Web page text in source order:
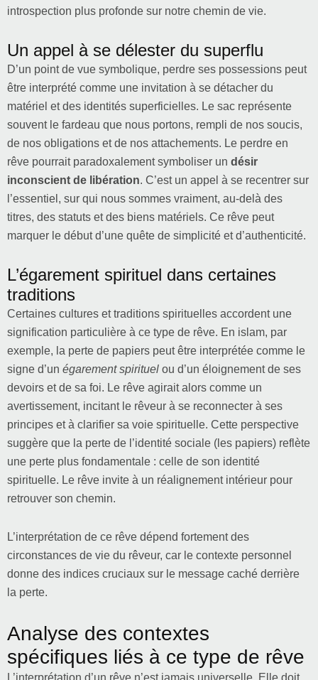
introspection plus profonde sur notre chemin de vie.
Un appel à se délester du superflu
D’un point de vue symbolique, perdre ses possessions peut
être interprété comme une invitation à se détacher du
matériel et des identités superficielles. Le sac représente
souvent le fardeau que nous portons, rempli de nos soucis,
de nos obligations et de nos attachements. Le perdre en
rêve pourrait paradoxalement symboliser un désir
inconscient de libération. C’est un appel à se recentrer sur
l’essentiel, sur qui nous sommes vraiment, au-delà des
titres, des statuts et des biens matériels. Ce rêve peut
marquer le début d’une quête de simplicité et d’authenticité.
L’égarement spirituel dans certaines
traditions
Certaines cultures et traditions spirituelles accordent une
signification particulière à ce type de rêve. En islam, par
exemple, la perte de papiers peut être interprétée comme le
signe d’un égarement spirituel ou d’un éloignement de ses
devoirs et de sa foi. Le rêve agirait alors comme un
avertissement, incitant le rêveur à se reconnecter à ses
principes et à clarifier sa voie spirituelle. Cette perspective
suggère que la perte de l’identité sociale (les papiers) reflète
une perte plus fondamentale : celle de son identité
spirituelle. Le rêve invite à un réalignement intérieur pour
retrouver son chemin.
L’interprétation de ce rêve dépend fortement des
circonstances de vie du rêveur, car le contexte personnel
donne des indices cruciaux sur le message caché derrière
la perte.
Analyse des contextes
spécifiques liés à ce type de rêve
L’interprétation d’un rêve n’est jamais universelle. Elle doit